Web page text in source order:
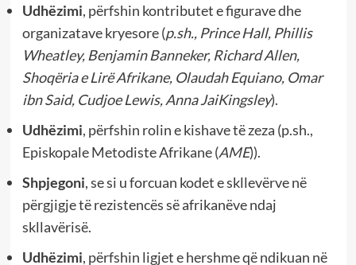
Udhëzimi, përfshin kontributet e figurave dhe
organizatave kryesore (p.sh., Prince Hall, Phillis
Wheatley, Benjamin Banneker, Richard Allen,
Shoqëria e Lirë Afrikane, Olaudah Equiano, Omar
ibn Said, Cudjoe Lewis, Anna JaiKingsley).
Udhëzimi, përfshin rolin e kishave të zeza (p.sh.,
Episkopale Metodiste Afrikane (AME)).
Shpjegoni, se si u forcuan kodet e skllevërve në
përgjigje të rezistencës së afrikanëve ndaj
skllavërisë.
Udhëzimi, përfshin ligjet e hershme që ndikuan në